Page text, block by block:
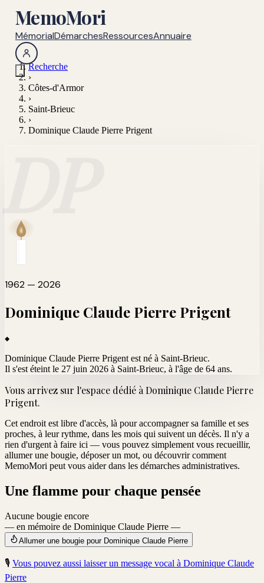
MemoMori
MémorialDémarchesRessourcesAnnuaire
Recherche
›
Côtes-d'Armor
›
Saint-Brieuc
›
Dominique Claude Pierre Prigent
1962 — 2026
Dominique Claude Pierre Prigent
Dominique Claude Pierre Prigent est né à Saint-Brieuc.
Il s'est éteint le 27 juin 2026 à Saint-Brieuc, à l'âge de 64 ans.
Vous arrivez sur l'espace dédié à Dominique Claude Pierre
Prigent.
Cet endroit est libre d'accès, là pour accompagner sa famille et ses
proches, à leur rythme, dans les mois qui suivent un décès. Il n'y a
rien d'urgent à faire ici — vous pouvez simplement vous recueillir,
allumer une bougie, déposer un mot, ou découvrir comment
MemoMori peut vous aider dans les démarches administratives.
Une flamme pour chaque pensée
Aucune bougie encore
— en mémoire de Dominique Claude Pierre —
Allumer une bougie pour Dominique Claude Pierre
🎙️ Vous pouvez aussi laisser un message vocal à Dominique Claude
Pierre